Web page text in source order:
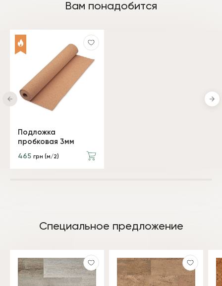
Вам понадобится
Подложка
пробковая 3мм
465 грн (м/2)
Специальное предложение